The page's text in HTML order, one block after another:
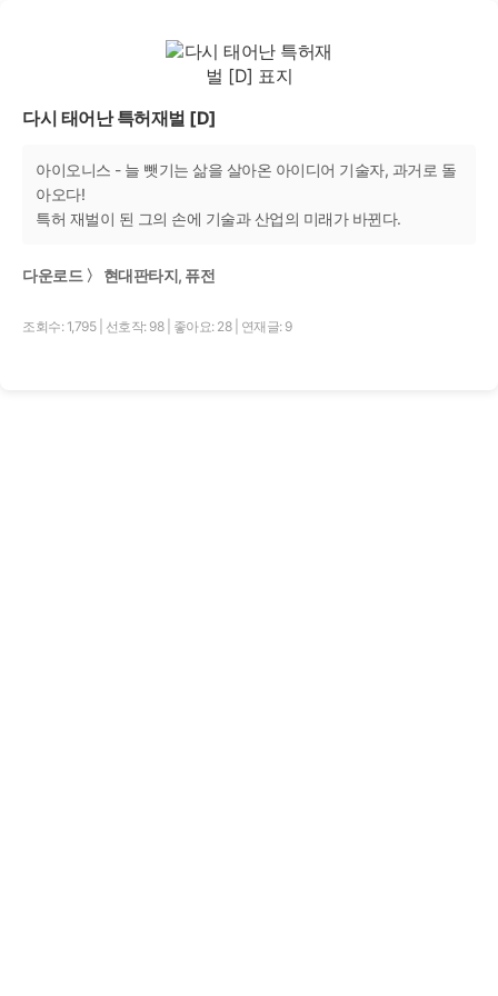
다시 태어난 특허재벌 [D]
아이오니스 - 늘 뺏기는 삶을 살아온 아이디어 기술자, 과거로 돌
아오다!
특허 재벌이 된 그의 손에 기술과 산업의 미래가 바뀐다.
다운로드 〉 현대판타지, 퓨전
조회수: 1,795 선호작: 98 좋아요: 28 연재글: 9